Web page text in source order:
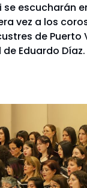
se escucharán
vez a los
de Puerto
Eduardo Díaz.